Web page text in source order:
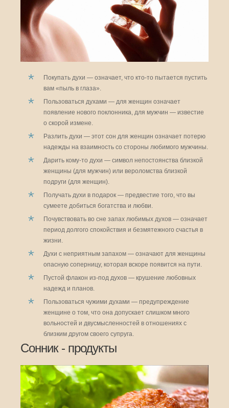
Покупать духи — означает, что кто-то пытается пустить
вам «пыль в глаза».
Пользоваться духами — для женщин означает
появление нового поклонника, для мужчин — известие
о скорой измене.
Разлить духи — этот сон для женщин означает потерю
надежды на взаимность со стороны любимого мужчины.
Дарить кому-то духи — символ непостоянства близкой
женщины (для мужчин) или вероломства близкой
подруги (для женщин).
Получать духи в подарок — предвестие того, что вы
сумеете добиться богатства и любви.
Почувствовать во сне запах любимых духов — означает
период долгого спокойствия и безмятежного счастья в
жизни.
Духи с неприятным запахом — означают для женщины
опасную соперницу, которая вскоре появится на пути.
Пустой флакон из-под духов — крушение любовных
надежд и планов.
Пользоваться чужими духами — предупреждение
женщине о том, что она допускает слишком много
вольностей и двусмысленностей в отношениях с
близким другом своего супруга.
Сонник - продукты